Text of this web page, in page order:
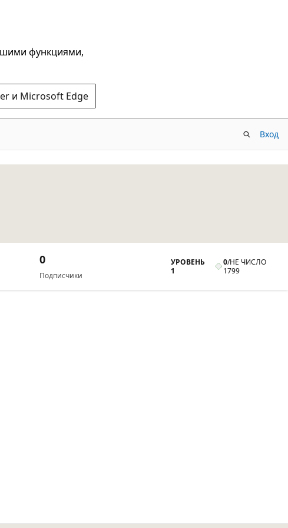
функциями,
и Microsoft Edge
Вход
Подписчики
0
УРОВЕНЬ
1
0/НЕ ЧИСЛО
1799